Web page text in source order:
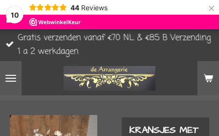
10
44 Reviews ×
Gratis verzenden vanaf €70 NL & €85 B Verzending
1 a 2 werkdagen
KRANSJES MET